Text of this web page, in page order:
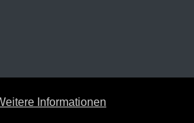
Informationen